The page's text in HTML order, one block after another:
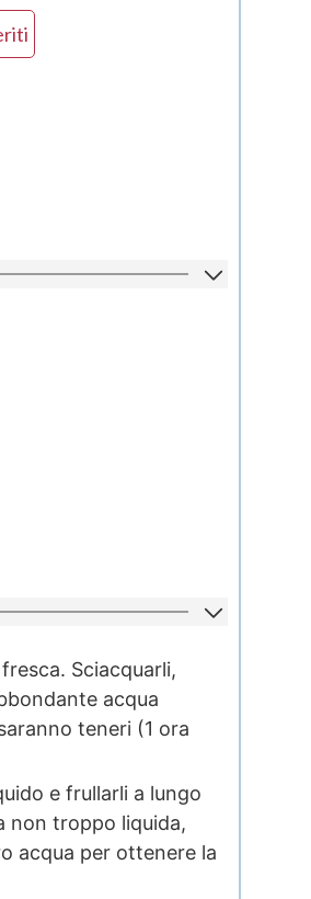
Sciacquarli,
acqua
teneri (1 ora
e frullarli a lungo
non troppo liquida,
acqua per ottenere la